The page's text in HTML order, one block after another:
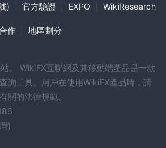
) 官方驗證 EXPO WikiResearch
作 地區劃分
。 WikiFX互聯網及其移動端產品是一款
詢工具。用戶在使用WikiFX產品時，請
關的法律規範。
)